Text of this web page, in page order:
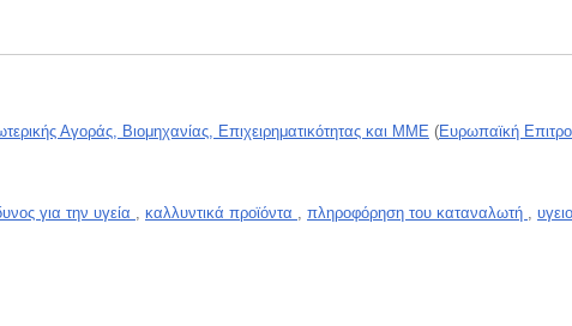
Αγοράς, Βιομηχανίας, Επιχειρηματικότητας και ΜΜΕ (Ευρωπαϊκή
για την υγεία , καλλυντικά προϊόντα , πληροφόρηση του καταναλωτή ,